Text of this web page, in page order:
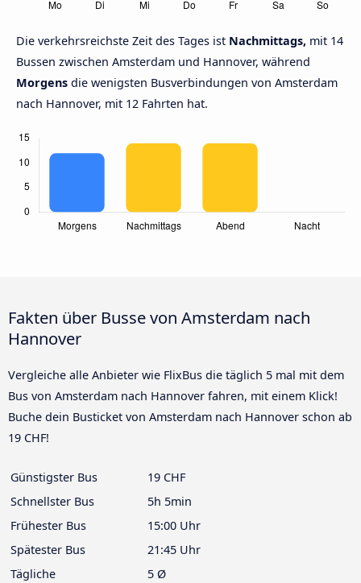
Die verkehrsreichste Zeit des Tages ist Nachmittags, mit 14
Bussen zwischen Amsterdam und Hannover, während
Morgens die wenigsten Busverbindungen von Amsterdam
nach Hannover, mit 12 Fahrten hat.
Fakten über Busse von Amsterdam nach
Hannover
Vergleiche alle Anbieter wie FlixBus die täglich 5 mal mit dem
Bus von Amsterdam nach Hannover fahren, mit einem Klick!
Buche dein Busticket von Amsterdam nach Hannover schon ab
19 CHF!
Günstigster Bus
19 CHF
Schnellster Bus
5h 5min
Frühester Bus
15:00 Uhr
Spätester Bus
21:45 Uhr
Tägliche
5 Ø